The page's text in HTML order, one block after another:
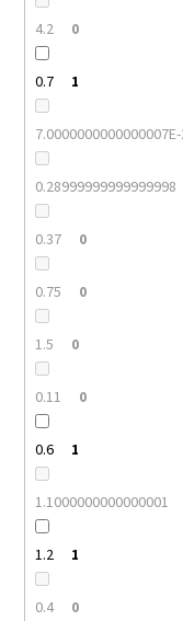
4.2 0
0.7 1
0.28999999999999998
0.37 0
0.75 0
1.5 0
0.11 0
0.6 1
1.1000000000000001
1.2 1
0.4 0